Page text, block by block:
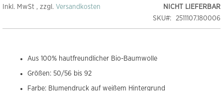
NICHT LIEFERBAR
SKU
2511107.180006
Inkl. MwSt , zzgl. Versandkosten
Aus 100% hautfreundlicher Bio-Baumwolle
Größen: 50/56 bis 92
Farbe: Blumendruck auf weißem Hintergrund